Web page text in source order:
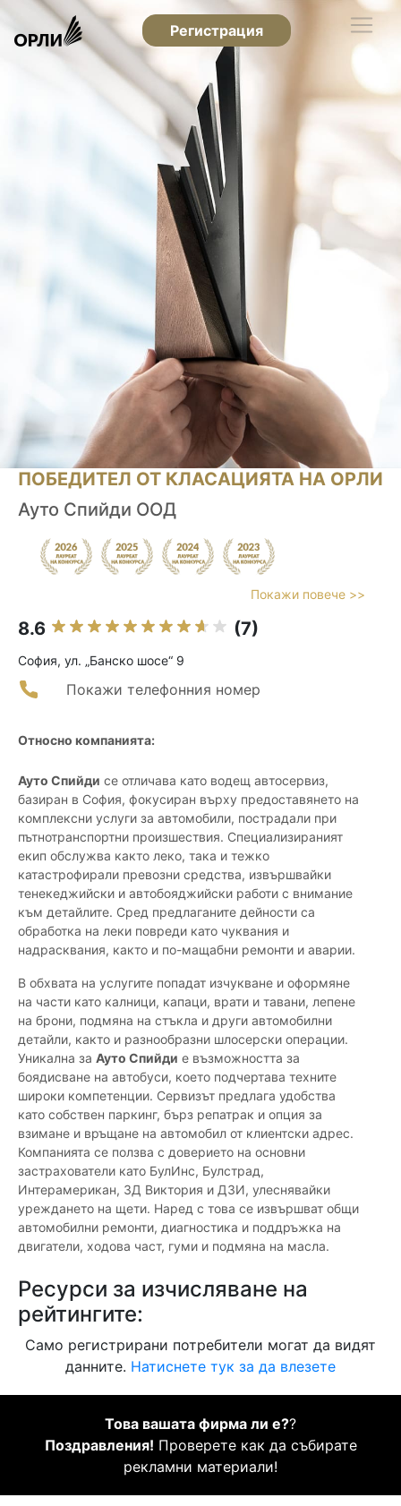
Регистрация
ПОБЕДИТЕЛ ОТ КЛАСАЦИЯТА НА ОРЛИ
Ауто Спийди ООД
Покажи повече >>
8.6 (7)
София, ул. „Банско шосе“ 9
Покажи телефонния номер
Относно компанията:
Ауто Спийди се отличава като водещ автосервиз,
базиран в София, фокусиран върху предоставянето на
комплексни услуги за автомобили, пострадали при
пътнотранспортни произшествия. Специализираният
екип обслужва както леко, така и тежко
катастрофирали превозни средства, извършвайки
тенекеджийски и автобояджийски работи с внимание
към детайлите. Сред предлаганите дейности са
обработка на леки повреди като чуквания и
надрасквания, както и по-мащабни ремонти и аварии.
В обхвата на услугите попадат изчукване и оформяне
на части като калници, капаци, врати и тавани, лепене
на брони, подмяна на стъкла и други автомобилни
детайли, както и разнообразни шлосерски операции.
Уникална за Ауто Спийди е възможността за
боядисване на автобуси, което подчертава техните
широки компетенции. Сервизът предлага удобства
като собствен паркинг, бърз репатрак и опция за
взимане и връщане на автомобил от клиентски адрес.
Компанията се ползва с доверието на основни
застрахователи като БулИнс, Булстрад,
Интерамерикан, ЗД Виктория и ДЗИ, улеснявайки
уреждането на щети. Наред с това се извършват общи
автомобилни ремонти, диагностика и поддръжка на
двигатели, ходова част, гуми и подмяна на масла.
Ресурси за изчисляване на
рейтингите:
Само регистрирани потребители могат да видят
данните. Натиснете тук за да влезете
Това вашата фирма ли е??
Поздравления! Проверете как да събирате
рекламни материали!